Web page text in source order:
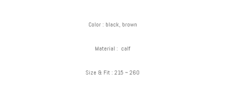
Color : black, brown
Material : calf
Size & Fit : 215 ~ 260